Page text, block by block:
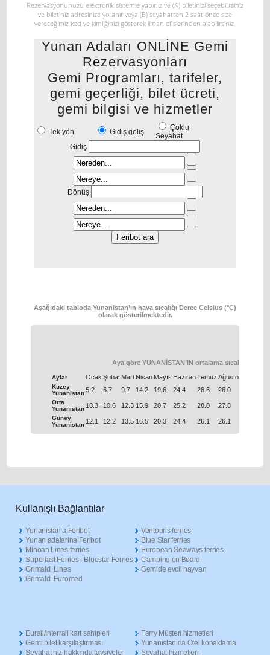
Rezervasyonunuzu elektronik sistemle yapınız ve (Α) biletinizi seçebilirsiniz
ve biletiniz adresinize yollanır veya (Β) seyahatten 2 saat önce size
vereceğimiz kod ve kimliğinizi gösterek liman ofislerinden alabilirsiniz.
Yunan Adaları ONLİNE Gemi
Rezervasyonları
Gemi Programları, tarifeler,
gemi geçerliği, bilet ücreti,
gemi bilgisi ve hizmetler
Tek yön Gidiş geliş
Çoklu
Seyahat
Gidiş
Dönüş
Aşağıdaki tabloda Yunanistan’ın hava sıcalığı Derce Celsius (°C)
olarak gösterilmektedir.
Aya göre YUNANİSTAN’IN ortalama sıcaklığı
Aylar Ocak Şubat Μart Nisan Μayıs HaziranTemuz Ağustos
Kuzey
Yunanistan 5.2 6.7 9.7 14.2 19.6 24.4 26.6 26.0
Orta
Yunanistan 10.3 10.6 12.3 15.9 20.7 25.2 28.0 27.8
Güney
Yunanistan 12.1 12.2 13.5 16.5 20.3 24.4 26.1 26.1
Κullanışlı Βağlantılar
Yunanistan’a Feribot
Yunan adalarina Feribot
Minoan Lines ferries
Superfast Ferries - Bluestar Ferries
Grimaldi Lines
Grimaldi Euromed
Ventouris ferries
Blue Star ferries
European Seaways ferries
Camping on Board
Gemide evcil hayvan
Eurail/Interrail kart sahipleri
Gemi bilet karşılaştırması
Seyahatiniz hakkında tavsiyeler
Ferry Müşteri hizmetleri
Yunanistan’da Otel konaklama
Seyahat hizmetleri